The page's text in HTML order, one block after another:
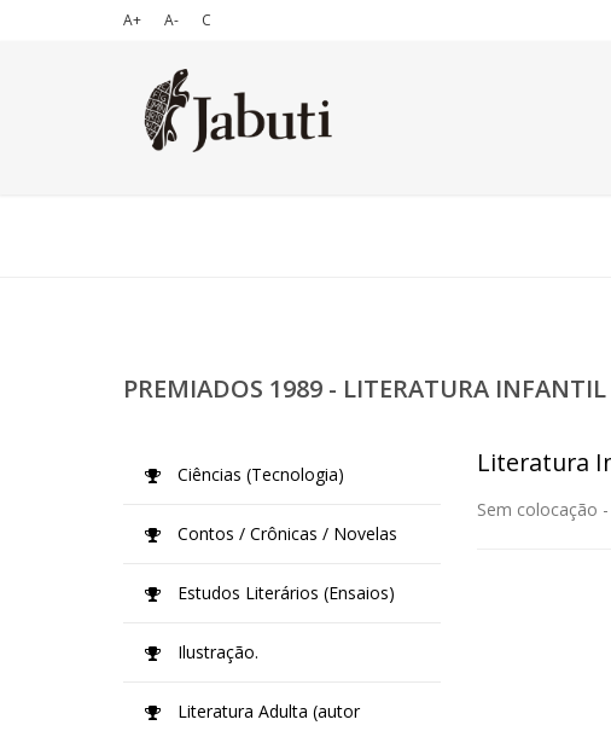
A+ A- C
PREMIADOS 1989 - LITERATURA
Literatura
Sem colocação -
Ciências (Tecnologia)
Contos / Crônicas / Novelas
Estudos Literários (Ensaios)
Ilustração.
Literatura Adulta (autor